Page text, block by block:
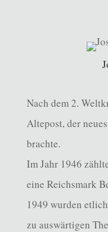
Nach dem 2.
Altepost, der
brachte.
Im Jahr 1946
eine Reichsmark
1949 wurden
zu auswärtigen